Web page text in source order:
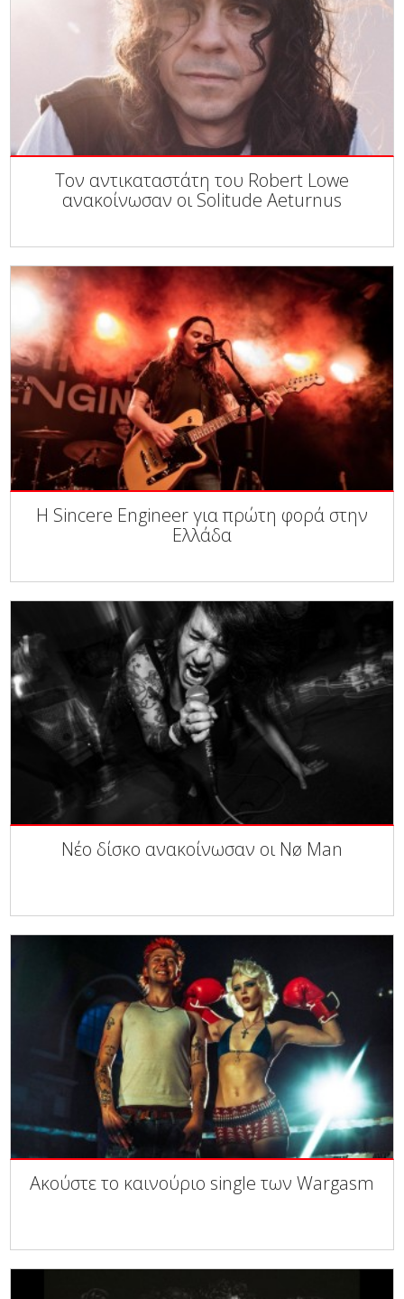
Τον αντικαταστάτη του Robert Lowe
ανακοίνωσαν οι Solitude Aeturnus
Η Sincere Engineer για πρώτη φορά στην
Ελλάδα
Νέο δίσκο ανακοίνωσαν οι Nø Man
Ακούστε το καινούριο single των Wargasm